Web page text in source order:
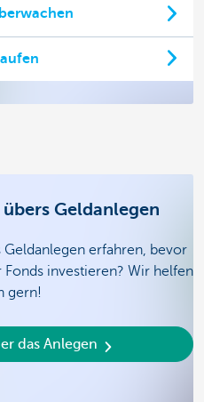
Geldanlegen
erfahren, bevor
investieren? Wir helfen
gern!
das Anlegen